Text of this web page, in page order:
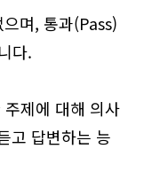
며, 통과(Pass)
다.
제에 대해 의사
고 답변하는 능